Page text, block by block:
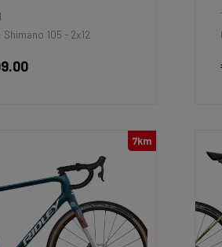
Shimano 105 - 2x12
7km